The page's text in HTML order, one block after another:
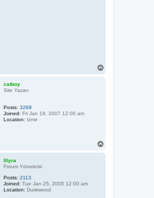
catboy
Site Yazarı
Posts: 3268
Joined: Fri Jan 19, 2007 12:00 am
Location: Izmir
Illyra
Forum Yöneticisi
Posts: 2113
Joined: Tue Jan 25, 2005 12:00 am
Location: Duskwood